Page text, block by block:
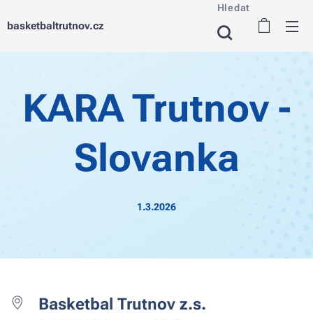
basketbaltrutnov.cz
Hledat
KARA Trutnov -
Slovanka
1.3.2026
Basketbal Trutnov z.s.